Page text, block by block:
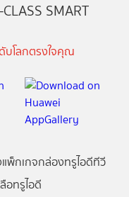
SMART
บโลกตรงใจคุณ
แพ็กเกจกล่องทรูไอดีทีวี
อทรูไอดี